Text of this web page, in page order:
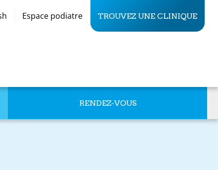
Espace podiatre TROUVEZ UNE CLINIQUE
RENDEZ-VOUS